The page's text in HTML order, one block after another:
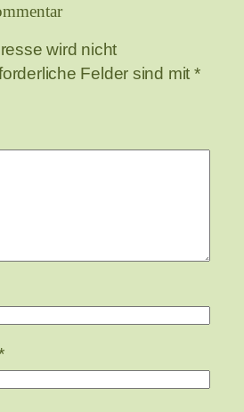
wird nicht
Felder sind mit *